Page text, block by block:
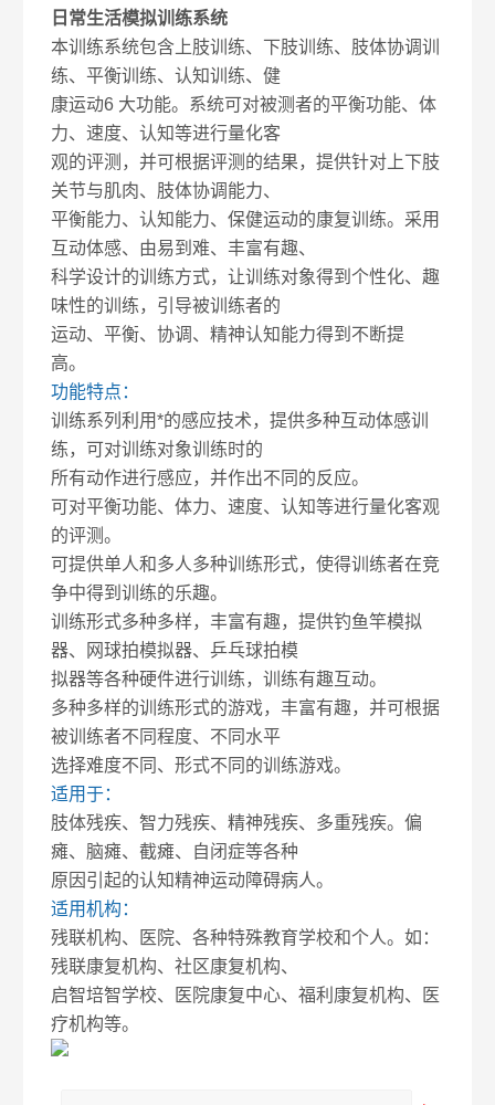
日常生活模拟训练系统
本训练系统包含上肢训练、下肢训练、肢体协调训
练、平衡训练、认知训练、健
康运动6 大功能。系统可对被测者的平衡功能、体
力、速度、认知等进行量化客
观的评测，并可根据评测的结果，提供针对上下肢
关节与肌肉、肢体协调能力、
平衡能力、认知能力、保健运动的康复训练。采用
互动体感、由易到难、丰富有趣、
科学设计的训练方式，让训练对象得到个性化、趣
味性的训练，引导被训练者的
运动、平衡、协调、精神认知能力得到不断提
高。
功能特点：
训练系列利用*的感应技术，提供多种互动体感训
练，可对训练对象训练时的
所有动作进行感应，并作出不同的反应。
可对平衡功能、体力、速度、认知等进行量化客观
的评测。
可提供单人和多人多种训练形式，使得训练者在竞
争中得到训练的乐趣。
训练形式多种多样，丰富有趣，提供钓鱼竿模拟
器、网球拍模拟器、乒乓球拍模
拟器等各种硬件进行训练，训练有趣互动。
多种多样的训练形式的游戏，丰富有趣，并可根据
被训练者不同程度、不同水平
选择难度不同、形式不同的训练游戏。
适用于：
肢体残疾、智力残疾、精神残疾、多重残疾。偏
瘫、脑瘫、截瘫、自闭症等各种
原因引起的认知精神运动障碍病人。
适用机构：
残联机构、医院、各种特殊教育学校和个人。如：
残联康复机构、社区康复机构、
启智培智学校、医院康复中心、福利康复机构、医
疗机构等。